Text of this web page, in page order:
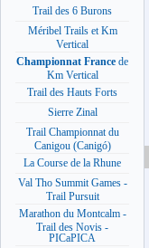
Trail des 6 Burons
Méribel Trails et Km
Vertical
Championnat France de
Km Vertical
Trail des Hauts Forts
Sierre Zinal
Trail Championnat du
Canigou (Canigó)
La Course de la Rhune
Val Tho Summit Games -
Trail Pursuit
Marathon du Montcalm -
Trail des Novis -
PICaPICA